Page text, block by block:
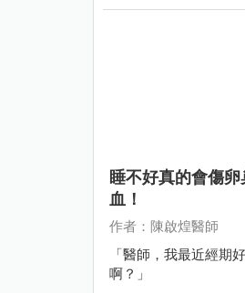
睡不好真的會傷
血！
作者：陳啟煌醫師
「醫師，我最近經期
啊？」